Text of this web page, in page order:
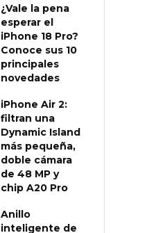
¿Vale la pena
esperar el
iPhone 18 Pro?
Conoce sus 10
principales
novedades
iPhone Air 2:
filtran una
Dynamic Island
más pequeña,
doble cámara
de 48 MP y
chip A20 Pro
Anillo
inteligente de